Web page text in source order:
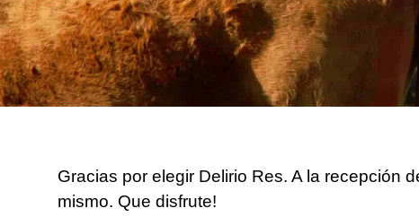
Gracias por elegir Delirio Res. A la recepción
mismo. Que disfrute!